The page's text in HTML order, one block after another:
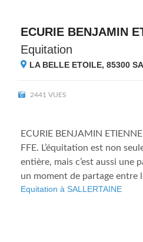
ECURIE BENJAMIN
Equitation
LA BELLE ETOILE, 85300
2441 VUES
ECURIE BENJAMIN
FFE. L’équitation est non
entière, mais c’est aussi une
un moment de partage entre
Equitation à SALLERTAINE